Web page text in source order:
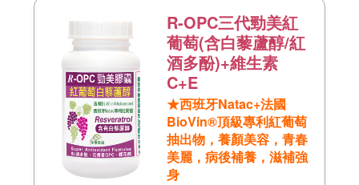
R-OPC三代勁美紅
葡萄(含白藜蘆醇/紅
酒多酚)+維生素
C+E
★西班牙Natac+法國
BioVin®頂級專利紅葡萄
抽出物，養顏美容，青春
美麗，病後補養，滋補強
身